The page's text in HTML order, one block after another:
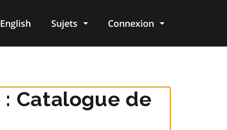
English Sujets Connexion
Catalogue de